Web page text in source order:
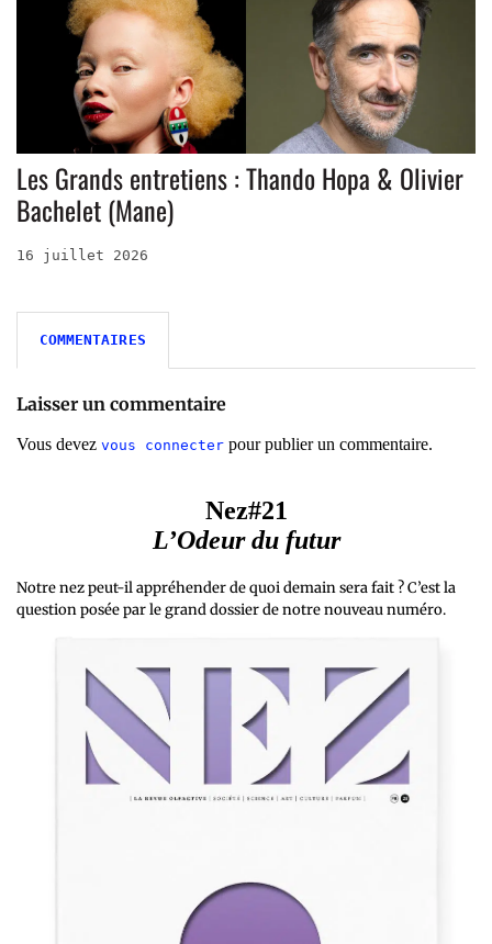
Les Grands entretiens : Thando Hopa & Olivier
Bachelet (Mane)
16 juillet 2026
COMMENTAIRES
Laisser un commentaire
Vous devez vous connecter pour publier un commentaire.
Nez#21
L’Odeur du futur
Notre nez peut-il appréhender de quoi demain sera fait ? C’est la
question posée par le grand dossier de notre nouveau numéro.